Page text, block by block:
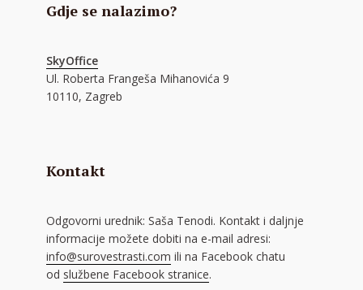
Gdje se nalazimo?
SkyOffice
Ul. Roberta Frangeša Mihanovića 9
10110, Zagreb
Kontakt
Odgovorni urednik: Saša Tenodi. Kontakt i daljnje
informacije možete dobiti na e-mail adresi:
info@surovestrasti.com ili na Facebook chatu
od službene Facebook stranice.